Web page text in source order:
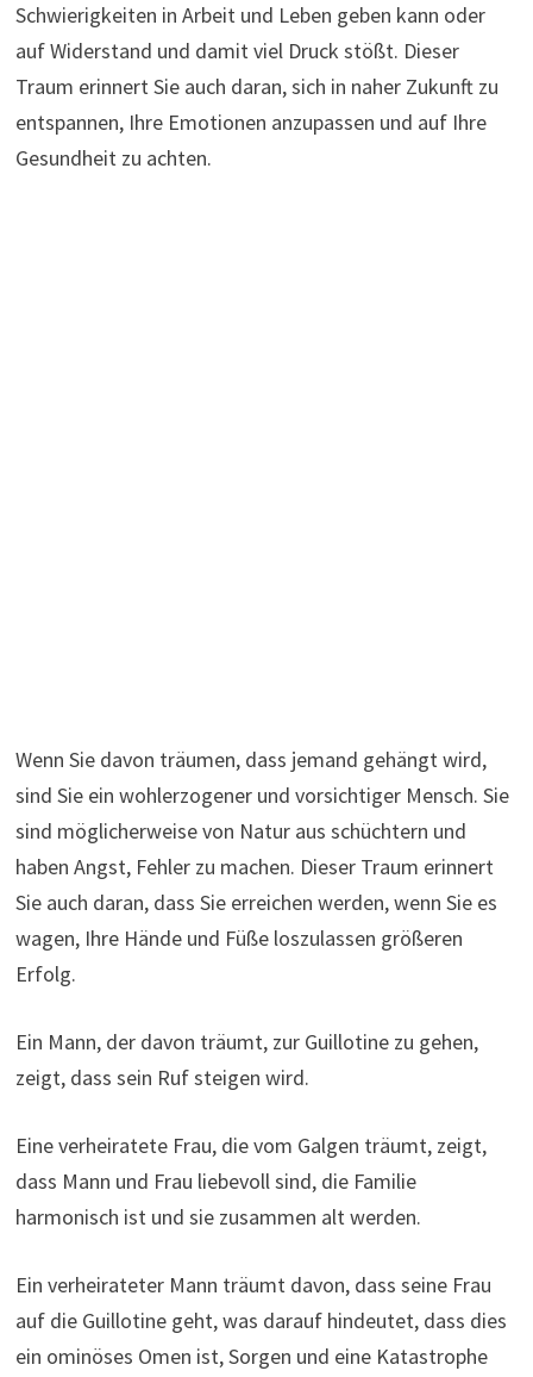
Schwierigkeiten in Arbeit und Leben geben kann oder
auf Widerstand und damit viel Druck stößt. Dieser
Traum erinnert Sie auch daran, sich in naher Zukunft zu
entspannen, Ihre Emotionen anzupassen und auf Ihre
Gesundheit zu achten.
Wenn Sie davon träumen, dass jemand gehängt wird,
sind Sie ein wohlerzogener und vorsichtiger Mensch. Sie
sind möglicherweise von Natur aus schüchtern und
haben Angst, Fehler zu machen. Dieser Traum erinnert
Sie auch daran, dass Sie erreichen werden, wenn Sie es
wagen, Ihre Hände und Füße loszulassen größeren
Erfolg.
Ein Mann, der davon träumt, zur Guillotine zu gehen,
zeigt, dass sein Ruf steigen wird.
Eine verheiratete Frau, die vom Galgen träumt, zeigt,
dass Mann und Frau liebevoll sind, die Familie
harmonisch ist und sie zusammen alt werden.
Ein verheirateter Mann träumt davon, dass seine Frau
auf die Guillotine geht, was darauf hindeutet, dass dies
ein ominöses Omen ist, Sorgen und eine Katastrophe